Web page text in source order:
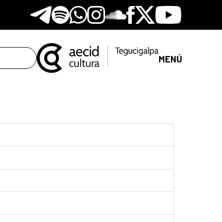
Telegram
SpotifyWhatsapp
Instagram
Soundclore
Facebook
X Youtube
MENÚ